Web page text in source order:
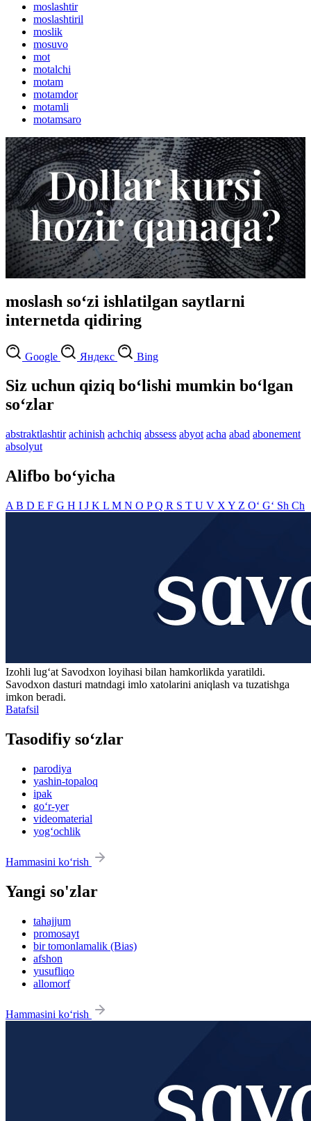
moslashtir
moslashtiril
moslik
mosuvo
mot
motalchi
motam
motamdor
motamli
motamsaro
moslash so‘zi ishlatilgan saytlarni
internetda qidiring
Google Яндекс Bing
Siz uchun qiziq bo‘lishi mumkin bo‘lgan
so‘zlar
abstraktlashtir achinish achchiq abssess abyot acha abad abonement
absolyut
Alifbo bo‘yicha
A B D E F G H I J K L M N O PQ R S T U V X Y Z O‘ G‘ Sh Ch
Izohli lugʻat Savodxon loyihasi bilan hamkorlikda yaratildi.
Savodxon dasturi matndagi imlo xatolarini aniqlash va tuzatishga
imkon beradi.
Batafsil
Tasodifiy so‘zlar
parodiya
yashin-topaloq
ipak
go‘r-yer
videomaterial
yog‘ochlik
Hammasini ko‘rish
Yangi so'zlar
tahajjum
promosayt
bir tomonlamalik (Bias)
afshon
yusufliqo
allomorf
Hammasini ko‘rish